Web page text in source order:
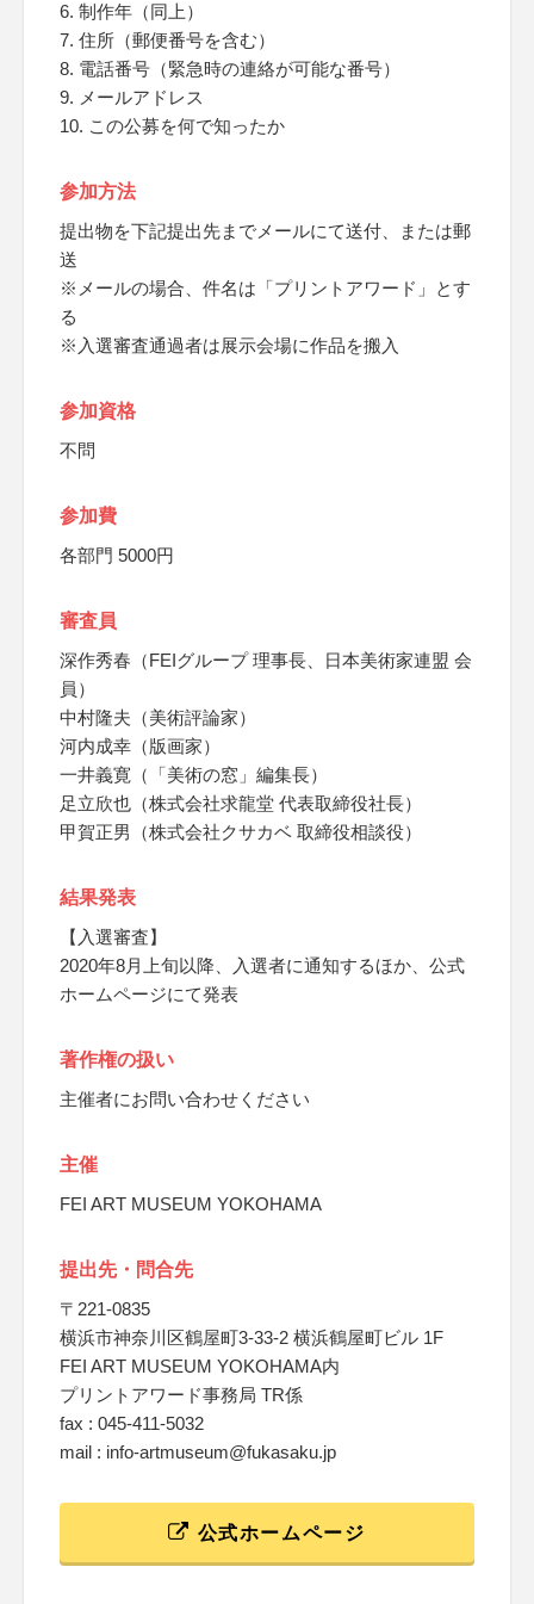
6. 制作年（同上）
7. 住所（郵便番号を含む）
8. 電話番号（緊急時の連絡が可能な番号）
9. メールアドレス
10. この公募を何で知ったか
参加方法
提出物を下記提出先までメールにて送付、または郵
送
※メールの場合、件名は「プリントアワード」とす
る
※入選審査通過者は展示会場に作品を搬入
参加資格
不問
参加費
各部門 5000円
審査員
深作秀春（FEIグループ 理事長、日本美術家連盟 会
員）
中村隆夫（美術評論家）
河内成幸（版画家）
一井義寛（「美術の窓」編集長）
足立欣也（株式会社求龍堂 代表取締役社長）
甲賀正男（株式会社クサカベ 取締役相談役）
結果発表
【入選審査】
2020年8月上旬以降、入選者に通知するほか、公式
ホームページにて発表
著作権の扱い
主催者にお問い合わせください
主催
FEI ART MUSEUM YOKOHAMA
提出先・問合先
〒221-0835
横浜市神奈川区鶴屋町3-33-2 横浜鶴屋町ビル 1F
FEI ART MUSEUM YOKOHAMA内
プリントアワード事務局 TR係
fax : 045-411-5032
mail : info-artmuseum@fukasaku.jp
公式ホームページ